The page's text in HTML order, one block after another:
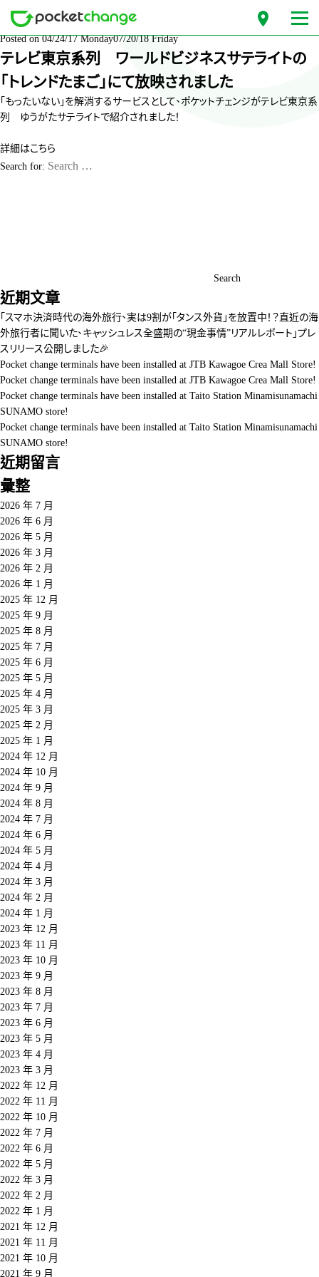
月份: 2017 年 4 月
Posted on 04/24/17 Monday07/20/18 Friday
テレビ東京系列 ワールドビジネスサテライトの
「トレンドたまご」にて放映されました
「もったいない」を解消するサービスとして、ポケットチェンジがテレビ東京系
列 ゆうがたサテライトで紹介されました！
詳細はこちら
Search for:
Search
近期文章
「スマホ決済時代の海外旅行、実は9割が「タンス外貨」を放置中！？直近の海
外旅行者に聞いた、キャッシュレス全盛期の“現金事情”リアルレポート」プレ
スリリース公開しました🎉
Pocket change terminals have been installed at JTB Kawagoe Crea Mall Store!
Pocket change terminals have been installed at JTB Kawagoe Crea Mall Store!
Pocket change terminals have been installed at Taito Station Minamisunamachi
SUNAMO store!
Pocket change terminals have been installed at Taito Station Minamisunamachi
SUNAMO store!
近期留言
彙整
2026 年 7 月
2026 年 6 月
2026 年 5 月
2026 年 3 月
2026 年 2 月
2026 年 1 月
2025 年 12 月
2025 年 9 月
2025 年 8 月
2025 年 7 月
2025 年 6 月
2025 年 5 月
2025 年 4 月
2025 年 3 月
2025 年 2 月
2025 年 1 月
2024 年 12 月
2024 年 10 月
2024 年 9 月
2024 年 8 月
2024 年 7 月
2024 年 6 月
2024 年 5 月
2024 年 4 月
2024 年 3 月
2024 年 2 月
2024 年 1 月
2023 年 12 月
2023 年 11 月
2023 年 10 月
2023 年 9 月
2023 年 8 月
2023 年 7 月
2023 年 6 月
2023 年 5 月
2023 年 4 月
2023 年 3 月
2022 年 12 月
2022 年 11 月
2022 年 10 月
2022 年 7 月
2022 年 6 月
2022 年 5 月
2022 年 3 月
2022 年 2 月
2022 年 1 月
2021 年 12 月
2021 年 11 月
2021 年 10 月
2021 年 9 月